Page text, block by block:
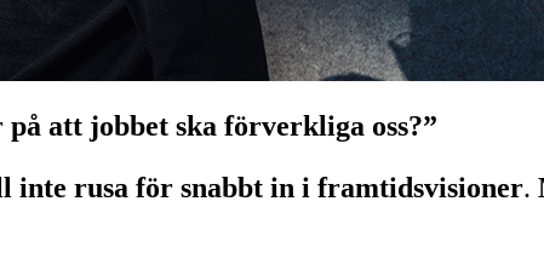
att jobbet ska förverkliga oss?”
inte rusa för snabbt in i framtidsvisioner.